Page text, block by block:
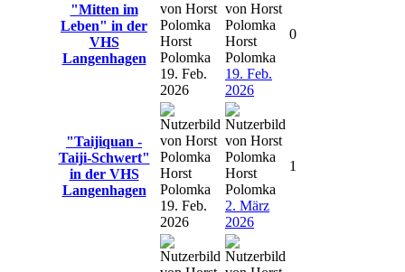
"Mitten im
Leben" in der
VHS
Langenhagen
Horst
Polomka
19. Feb.
2026
Horst
Polomka
19. Feb.
2026
0
"Taijiquan -
Taiji-Schwert"
in der VHS
Langenhagen
Horst
Polomka
19. Feb.
2026
Horst
Polomka
2. März
2026
1